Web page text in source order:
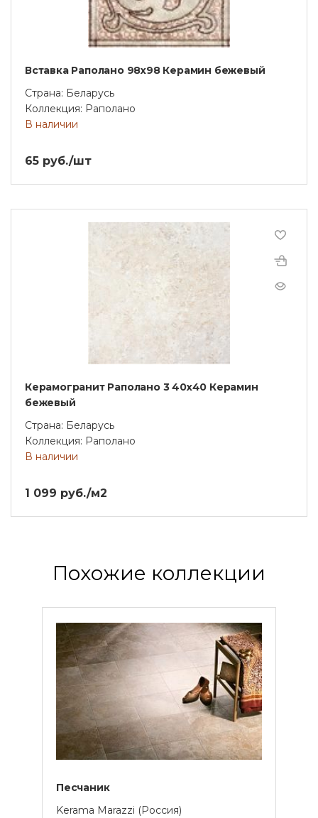
Вставка Раполано 98х98 Керамин бежевый
Страна: Беларусь
Коллекция: Раполано
В наличии
65 руб./шт
Керамогранит Раполано 3 40х40 Керамин
бежевый
Страна: Беларусь
Коллекция: Раполано
В наличии
1 099 руб./м2
Похожие коллекции
Песчаник
Kerama Marazzi (Россия)